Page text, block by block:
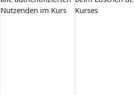
Nutzenden im Kurs
Kurses